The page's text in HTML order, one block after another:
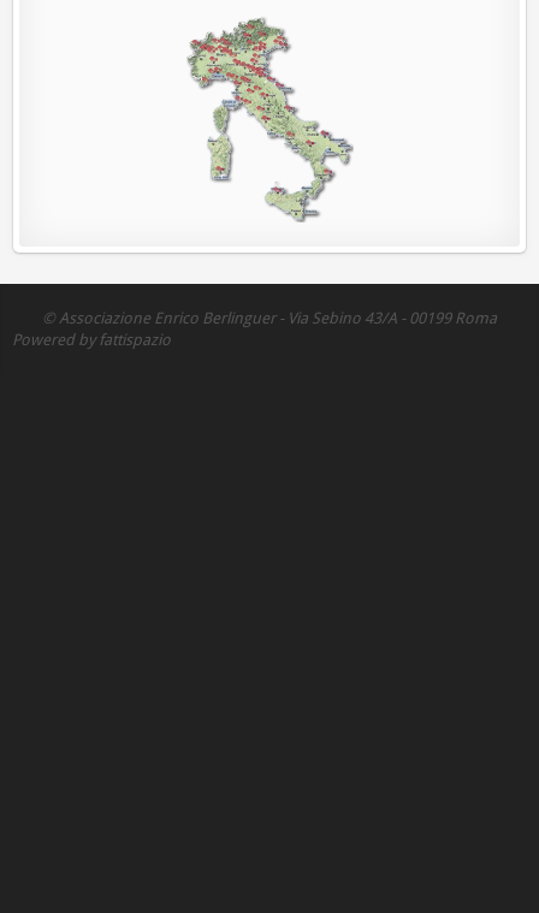
© Associazione Enrico Berlinguer - Via Sebino 43/A - 00199 Roma
Powered by fattispazio